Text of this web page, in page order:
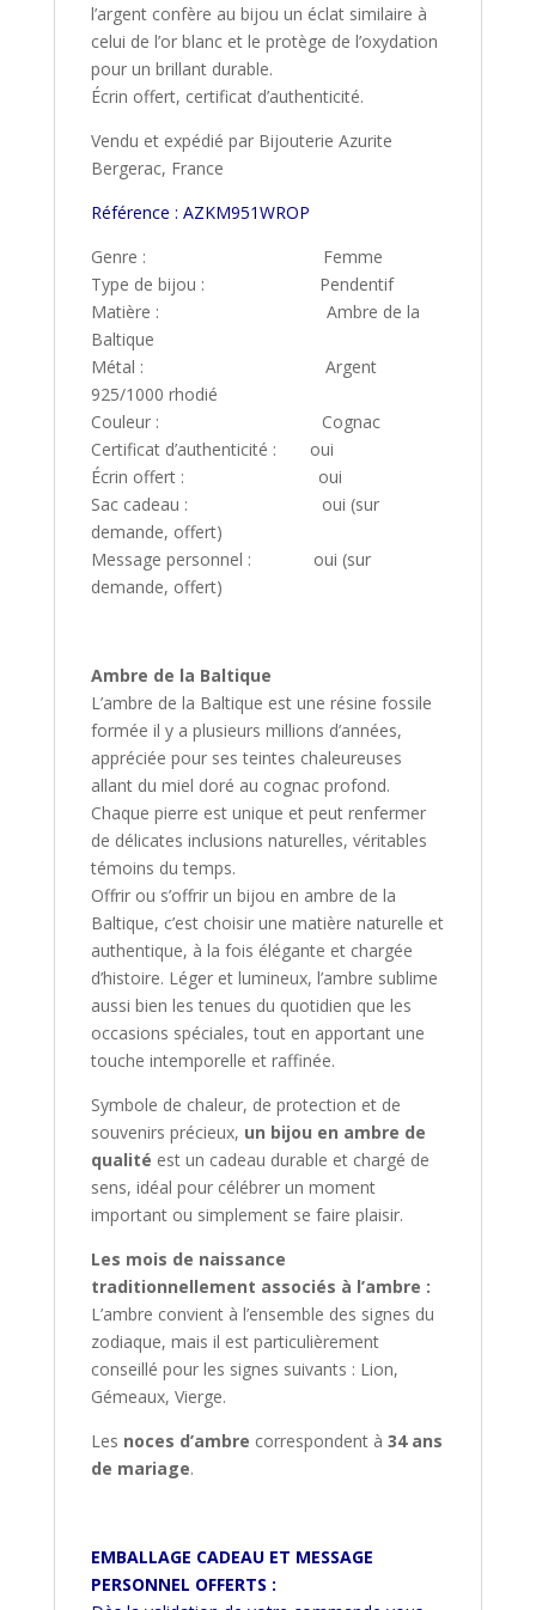
l’argent confère au bijou un éclat similaire à
celui de l’or blanc et le protège de l’oxydation
pour un brillant durable.
Écrin offert, certificat d’authenticité.
Vendu et expédié par Bijouterie Azurite
Bergerac, France
Référence : AZKM951WROP
Genre : Femme
Type de bijou : Pendentif
Matière : Ambre de la
Baltique
Métal : Argent
925/1000 rhodié
Couleur : Cognac
Certificat d’authenticité : oui
Écrin offert : oui
Sac cadeau : oui (sur
demande, offert)
Message personnel : oui (sur
demande, offert)
Ambre de la Baltique
L’ambre de la Baltique est une résine fossile
formée il y a plusieurs millions d’années,
appréciée pour ses teintes chaleureuses
allant du miel doré au cognac profond.
Chaque pierre est unique et peut renfermer
de délicates inclusions naturelles, véritables
témoins du temps.
Offrir ou s’offrir un bijou en ambre de la
Baltique, c’est choisir une matière naturelle et
authentique, à la fois élégante et chargée
d’histoire. Léger et lumineux, l’ambre sublime
aussi bien les tenues du quotidien que les
occasions spéciales, tout en apportant une
touche intemporelle et raffinée.
Symbole de chaleur, de protection et de
souvenirs précieux, un bijou en ambre de
qualité est un cadeau durable et chargé de
sens, idéal pour célébrer un moment
important ou simplement se faire plaisir.
Les mois de naissance
traditionnellement associés à l’ambre :
L’ambre convient à l’ensemble des signes du
zodiaque, mais il est particulièrement
conseillé pour les signes suivants : Lion,
Gémeaux, Vierge.
Les noces d’ambre correspondent à 34 ans
de mariage.
EMBALLAGE CADEAU ET MESSAGE
PERSONNEL OFFERTS :